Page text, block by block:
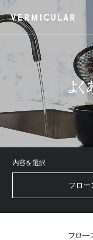
よ
内容を選択
フロー
フロー